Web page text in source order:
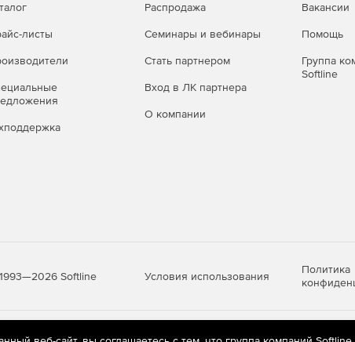
листы
Распродажа
Семинары и вебинары
Стать партнером
Вход в ЛК партнера
О компании
Вакансии
Помощь
Группа
Softline
Softline Условия использования
Политика
рекомендательные технологии(информационные технологии